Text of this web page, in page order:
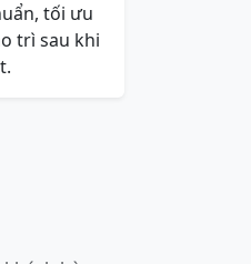
tối ưu
trì sau khi